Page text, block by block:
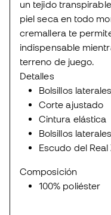
un tejido
piel seca en todo
cremallera te
indispensable
terreno de juego.
Detalles
Bolsillos laterales
Corte ajustado
Cintura elástica
Bolsillos
Escudo del Real
Composición
100% poliéster